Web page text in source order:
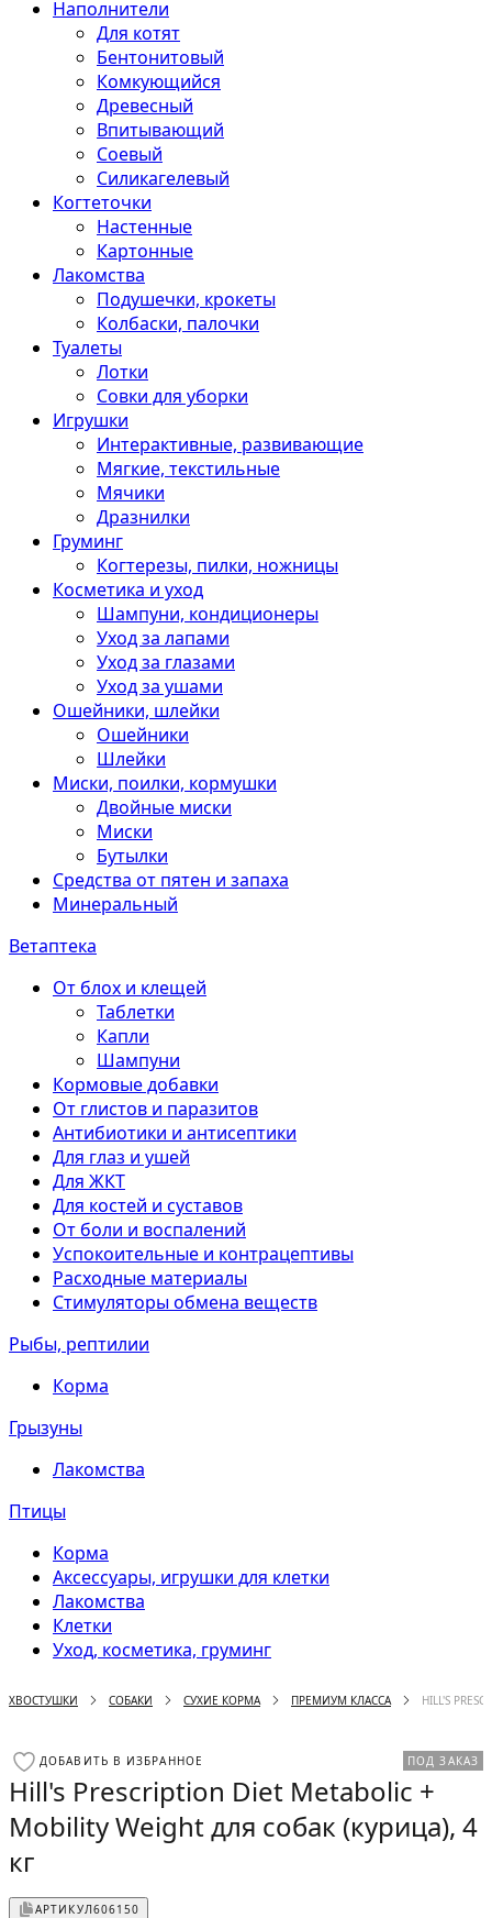
Наполнители
Для котят
Бентонитовый
Комкующийся
Древесный
Впитывающий
Соевый
Силикагелевый
Когтеточки
Настенные
Картонные
Лакомства
Подушечки, крокеты
Колбаски, палочки
Туалеты
Лотки
Совки для уборки
Игрушки
Интерактивные, развивающие
Мягкие, текстильные
Мячики
Дразнилки
Груминг
Когтерезы, пилки, ножницы
Косметика и уход
Шампуни, кондиционеры
Уход за лапами
Уход за глазами
Уход за ушами
Ошейники, шлейки
Ошейники
Шлейки
Миски, поилки, кормушки
Двойные миски
Миски
Бутылки
Средства от пятен и запаха
Минеральный
Ветаптека
От блох и клещей
Таблетки
Капли
Шампуни
Кормовые добавки
От глистов и паразитов
Антибиотики и антисептики
Для глаз и ушей
Для ЖКТ
Для костей и суставов
От боли и воспалений
Успокоительные и контрацептивы
Расходные материалы
Стимуляторы обмена веществ
Рыбы, рептилии
Корма
Грызуны
Лакомства
Птицы
Корма
Аксессуары, игрушки для клетки
Лакомства
Клетки
Уход, косметика, груминг
ХВОСТУШКИ СОБАКИ СУХИЕ КОРМА ПРЕМИУМ КЛАССА HILL'S
ДОБАВИТЬ В ИЗБРАННОЕ ПОД ЗАКАЗ
Hill's Prescription Diet Metabolic +
Mobility Weight для собак (курица), 4
кг
АРТИКУЛ606150